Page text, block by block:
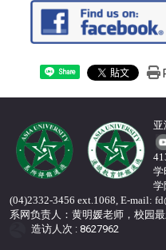
Share
学
学
(04)2332-3456 ext.1068, E-mail:
系网负责人：黄明媛老师，校园
造访人次 : 8627962